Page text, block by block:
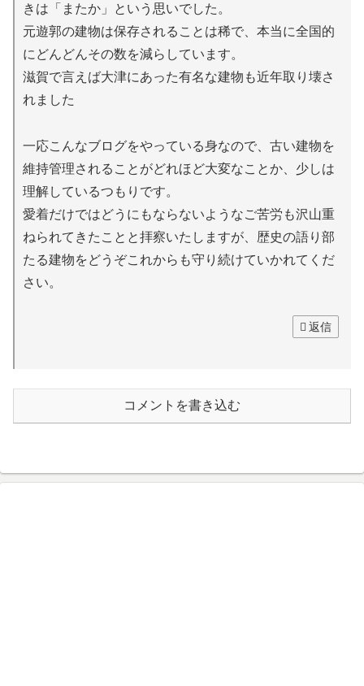
きは「またか」という思いでした。
元遊郭の建物は保存されることは稀で、本当に全国的
にどんどんその数を減らしています。
滋賀で言えば大津にあった有名な建物も近年取り壊さ
れました
一応こんなブログをやっている身なので、古い建物を
維持管理されることがどれほど大変なことか、少しは
理解しているつもりです。
愛着だけではどうにもならないようなご苦労も沢山重
ねられてきたことと拝察いたしますが、歴史の語り部
たる建物をどうぞこれからも守り続けていかれてくだ
さい。
返信
コメントを書き込む